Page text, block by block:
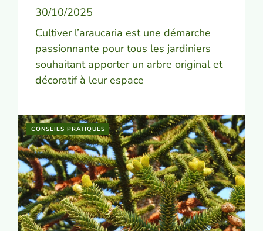
30/10/2025
Cultiver l’araucaria est une démarche
passionnante pour tous les jardiniers
souhaitant apporter un arbre original et
décoratif à leur espace
CONSEILS PRATIQUES